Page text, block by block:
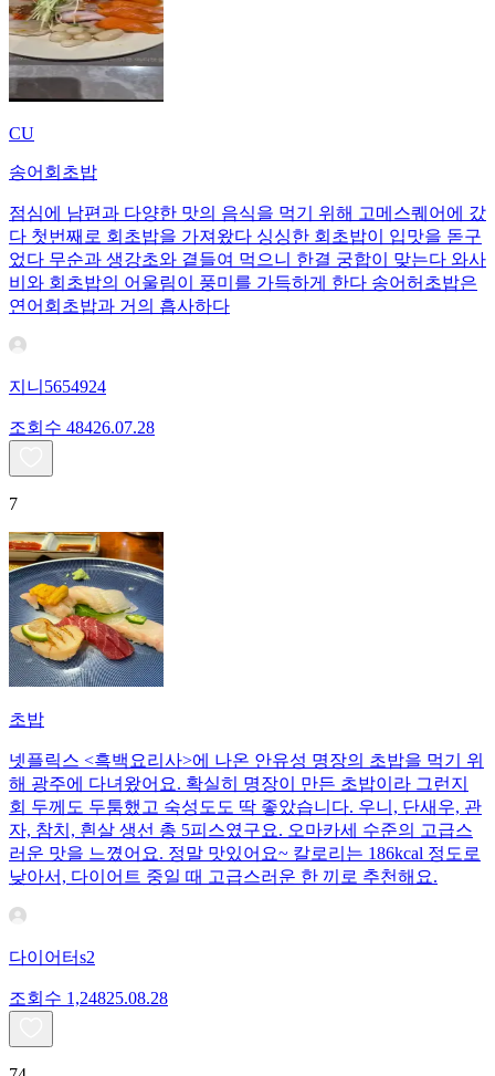
CU
송어회초밥
점심에 남편과 다양한 맛의 음식을 먹기 위해 고메스퀘어에 갔
다 첫번째로 회초밥을 가져왔다 싱싱한 회초밥이 입맛을 돋구
었다 무순과 생강초와 곁들여 먹으니 한결 궁합이 맞는다 와사
비와 회초밥의 어울림이 풍미를 가득하게 한다 송어허초밥은
연어회초밥과 거의 흡사하다
지니5654924
조회수 48426.07.28
7
초밥
넷플릭스 <흑백요리사>에 나온 안유성 명장의 초밥을 먹기 위
해 광주에 다녀왔어요. 확실히 명장이 만든 초밥이라 그런지
회 두께도 두툼했고 숙성도도 딱 좋았습니다. 우니, 단새우, 관
자, 참치, 흰살 생선 총 5피스였구요. 오마카세 수준의 고급스
러운 맛을 느꼈어요. 정말 맛있어요~ 칼로리는 186kcal 정도로
낮아서, 다이어트 중일 때 고급스러운 한 끼로 추천해요.
다이어터s2
조회수 1,24825.08.28